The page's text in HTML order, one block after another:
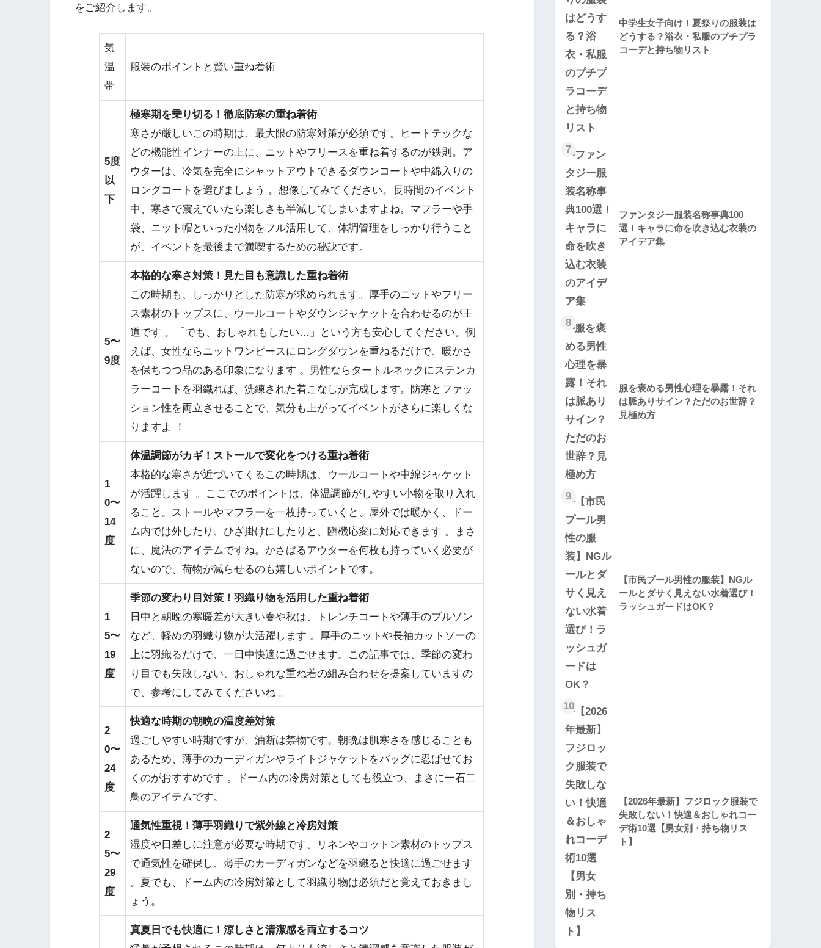
をご紹介します。
気
温
帯
服装のポイントと賢い重ね着術
5度
以
下
極寒期を乗り切る！徹底防寒の重ね着術
寒さが厳しいこの時期は、最大限の防寒対策が必須です。ヒートテックな
どの機能性インナーの上に、ニットやフリースを重ね着するのが鉄則。ア
ウターは、冷気を完全にシャットアウトできるダウンコートや中綿入りの
ロングコートを選びましょう 。想像してみてください。長時間のイベント
中、寒さで震えていたら楽しさも半減してしまいますよね。マフラーや手
袋、ニット帽といった小物をフル活用して、体調管理をしっかり行うこと
が、イベントを最後まで満喫するための秘訣です。
5〜
9度
本格的な寒さ対策！見た目も意識した重ね着術
この時期も、しっかりとした防寒が求められます。厚手のニットやフリー
ス素材のトップスに、ウールコートやダウンジャケットを合わせるのが王
道です 。「でも、おしゃれもしたい…」という方も安心してください。例
えば、女性ならニットワンピースにロングダウンを重ねるだけで、暖かさ
を保ちつつ品のある印象になります 。男性ならタートルネックにステンカ
ラーコートを羽織れば、洗練された着こなしが完成します。防寒とファッ
ション性を両立させることで、気分も上がってイベントがさらに楽しくな
りますよ ！
1
0〜
14
度
体温調節がカギ！ストールで変化をつける重ね着術
本格的な寒さが近づいてくるこの時期は、ウールコートや中綿ジャケット
が活躍します 。ここでのポイントは、体温調節がしやすい小物を取り入れ
ること。ストールやマフラーを一枚持っていくと、屋外では暖かく、ドー
ム内では外したり、ひざ掛けにしたりと、臨機応変に対応できます 。まさ
に、魔法のアイテムですね。かさばるアウターを何枚も持っていく必要が
ないので、荷物が減らせるのも嬉しいポイントです。
1
5〜
19
度
季節の変わり目対策！羽織り物を活用した重ね着術
日中と朝晩の寒暖差が大きい春や秋は、トレンチコートや薄手のブルゾン
など、軽めの羽織り物が大活躍します 。厚手のニットや長袖カットソーの
上に羽織るだけで、一日中快適に過ごせます。この記事では、季節の変わ
り目でも失敗しない、おしゃれな重ね着の組み合わせを提案していますの
で、参考にしてみてくださいね 。
2
0〜
24
度
快適な時期の朝晩の温度差対策
過ごしやすい時期ですが、油断は禁物です。朝晩は肌寒さを感じることも
あるため、薄手のカーディガンやライトジャケットをバッグに忍ばせてお
くのがおすすめです 。ドーム内の冷房対策としても役立つ、まさに一石二
鳥のアイテムです。
2
5〜
29
度
通気性重視！薄手羽織りで紫外線と冷房対策
湿度や日差しに注意が必要な時期です。リネンやコットン素材のトップス
で通気性を確保し、薄手のカーディガンなどを羽織ると快適に過ごせます
。夏でも、ドーム内の冷房対策として羽織り物は必須だと覚えておきまし
ょう。
真夏日でも快適に！涼しさと清潔感を両立するコツ
中学生女子向け！夏祭りの服装は
どうする？浴衣・私服のプチプラ
コーデと持ち物リスト
7
ファンタジー服装名称事典100
選！キャラに命を吹き込む衣装の
アイデア集
8
服を褒める男性心理を暴露！それ
は脈ありサイン？ただのお世辞？
見極め方
9
【市民プール男性の服装】NGル
ールとダサく見えない水着選び！
ラッシュガードはOK？
10
【2026年最新】フジロック服装で
失敗しない！快適＆おしゃれコー
デ術10選【男女別・持ち物リス
ト】